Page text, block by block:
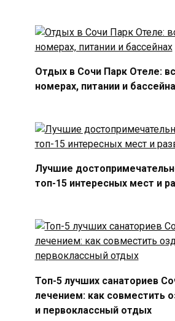
Отдых в Сочи Парк Отеле:
номерах, питании и
Лучшие
топ-15 интересных мест и
Топ-5 лучших санаториев
лечением: как совместить
и первоклассный отдых